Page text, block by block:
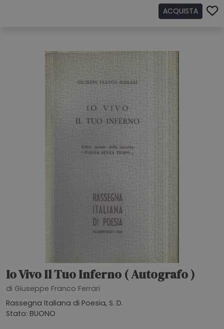
ACQUISTA
Io Vivo Il Tuo Inferno ( Autografo )
di Giuseppe Franco Ferrari
Rassegna Italiana di Poesia, S. D.
Stato: BUONO